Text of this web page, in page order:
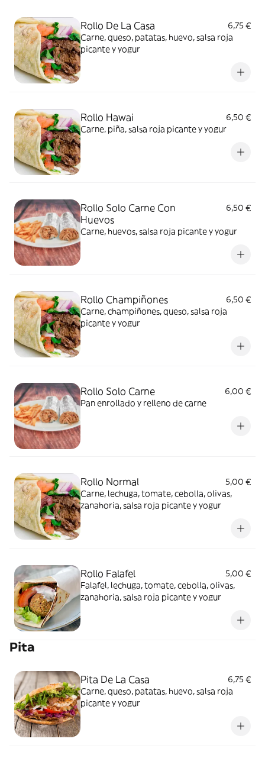
Rollo De La Casa
6,75 €
Carne, queso, patatas, huevo, salsa roja
picante y yogur
Rollo Hawai
6,50 €
Carne, piña, salsa roja picante y yogur
Rollo Solo Carne Con
Huevos
6,50 €
Carne, huevos, salsa roja picante y yogur
Rollo Champiñones
6,50 €
Carne, champiñones, queso, salsa roja
picante y yogur
Rollo Solo Carne
6,00 €
Pan enrollado y relleno de carne
Rollo Normal
5,00 €
Carne, lechuga, tomate, cebolla, olivas,
zanahoria, salsa roja picante y yogur
Rollo Falafel
5,00 €
Falafel, lechuga, tomate, cebolla, olivas,
zanahoria, salsa roja picante y yogur
Pita
Pita De La Casa
6,75 €
Carne, queso, patatas, huevo, salsa roja
picante y yogur